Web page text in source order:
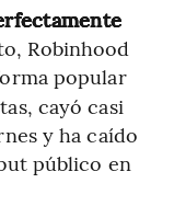
Robinhood
popular
cayó casi
y ha caído
público en